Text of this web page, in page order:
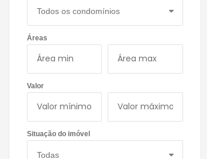
Áreas
Valor
Situação do imóvel